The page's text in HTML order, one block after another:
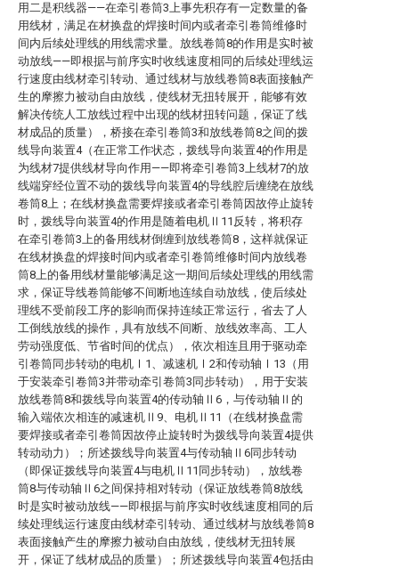
用二是积线器——在牵引卷筒3上事先积存有一定数量的备
用线材，满足在材换盘的焊接时间内或者牵引卷筒维修时
间内后续处理线的用线需求量。放线卷筒8的作用是实时被
动放线——即根据与前序实时收线速度相同的后续处理线运
行速度由线材牵引转动、通过线材与放线卷筒8表面接触产
生的摩擦力被动自由放线，使线材无扭转展开，能够有效
解决传统人工放线过程中出现的线材扭转问题，保证了线
材成品的质量），桥接在牵引卷筒3和放线卷筒8之间的拨
线导向装置4（在正常工作状态，拨线导向装置4的作用是
为线材7提供线材导向作用——即将牵引卷筒3上线材7的放
线端穿经位置不动的拨线导向装置4的导线腔后缠绕在放线
卷筒8上；在线材换盘需要焊接或者牵引卷筒因故停止旋转
时，拨线导向装置4的作用是随着电机Ⅱ11反转，将积存
在牵引卷筒3上的备用线材倒缠到放线卷筒8，这样就保证
在线材换盘的焊接时间内或者牵引卷筒维修时间内放线卷
筒8上的备用线材量能够满足这一期间后续处理线的用线需
求，保证导线卷筒能够不间断地连续自动放线，使后续处
理线不受前段工序的影响而保持连续正常运行，省去了人
工倒线放线的操作，具有放线不间断、放线效率高、工人
劳动强度低、节省时间的优点），依次相连且用于驱动牵
引卷筒同步转动的电机Ⅰ1、减速机Ⅰ2和传动轴Ⅰ13（用
于安装牵引卷筒3并带动牵引卷筒3同步转动），用于安装
放线卷筒8和拨线导向装置4的传动轴Ⅱ6，与传动轴Ⅱ的
输入端依次相连的减速机Ⅱ9、电机Ⅱ11（在线材换盘需
要焊接或者牵引卷筒因故停止旋转时为拨线导向装置4提供
转动动力）；所述拨线导向装置4与传动轴Ⅱ6同步转动
（即保证拨线导向装置4与电机Ⅱ11同步转动），放线卷
筒8与传动轴Ⅱ6之间保持相对转动（保证放线卷筒8放线
时是实时被动放线——即根据与前序实时收线速度相同的后
续处理线运行速度由线材牵引转动、通过线材与放线卷筒8
表面接触产生的摩擦力被动自由放线，使线材无扭转展
开，保证了线材成品的质量）；所述拨线导向装置4包括由